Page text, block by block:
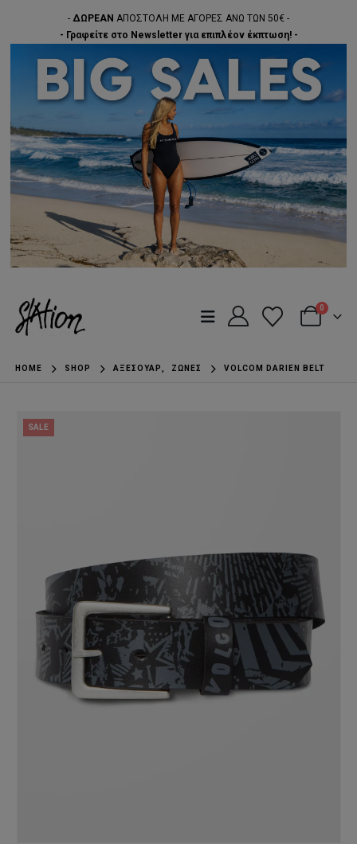
- ΔΩΡΕΑΝ ΑΠΟΣΤΟΛΗ ΜΕ ΑΓΟΡΕΣ ΑΝΩ ΤΩΝ 50€ -
- Γραφείτε στο Newsletter για επιπλέον έκπτωση! -
0
HOME SHOP ΑΞΕΣΟΥΆΡ, ΖΏΝΕΣ VOLCOM DARIEN BELT
SALE